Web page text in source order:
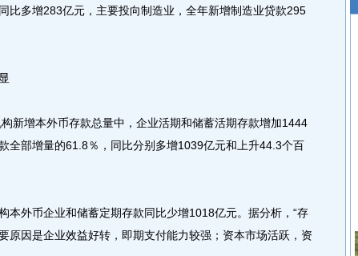
比多增283亿元，主要投向制造业，全年新增制造业贷款295
增本外币存款总量中，企业活期和储蓄活期存款增加1444
全部增量的61.8％，同比分别多增1039亿元和上升44.3个百
外币企业和储蓄定期存款同比少增1018亿元。据分析，“存
原因是企业效益好转，即期支付能力较强；资本市场活跃，资